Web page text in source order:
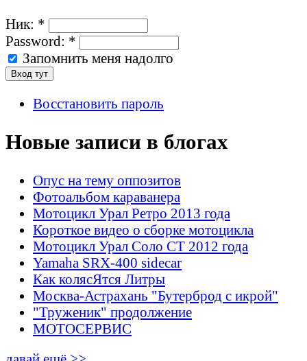
Ник: *
Password: *
Запомнить меня надолго
Восстановить пароль
Новые записи в блогах
Опус на тему оппозитов
Фотоальбом караванера
Мотоцикл Урал Ретро 2013 года
Короткое видео о сборке мотоцикла
Мотоцикл Урал Соло СТ 2012 года
Yamaha SRX-400 sidecar
Как колясЯтся Литры
Москва-Астрахань "Бутерброд с икрой"
"Труженик" продолжение
МОТОСЕРВИС